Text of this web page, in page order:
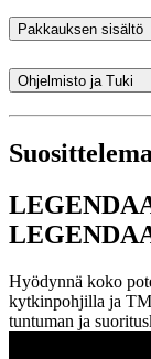
Pakkauksen sisältö
Ohjelmisto ja Tuki
Hyödynnä koko
kytkinpohjilla ja
tuntuman ja